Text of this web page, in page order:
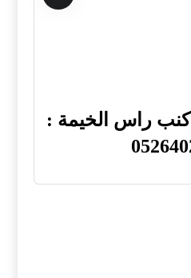
راس الخيمة :